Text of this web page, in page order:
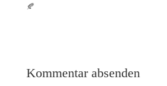
🍂
Kommentar absenden